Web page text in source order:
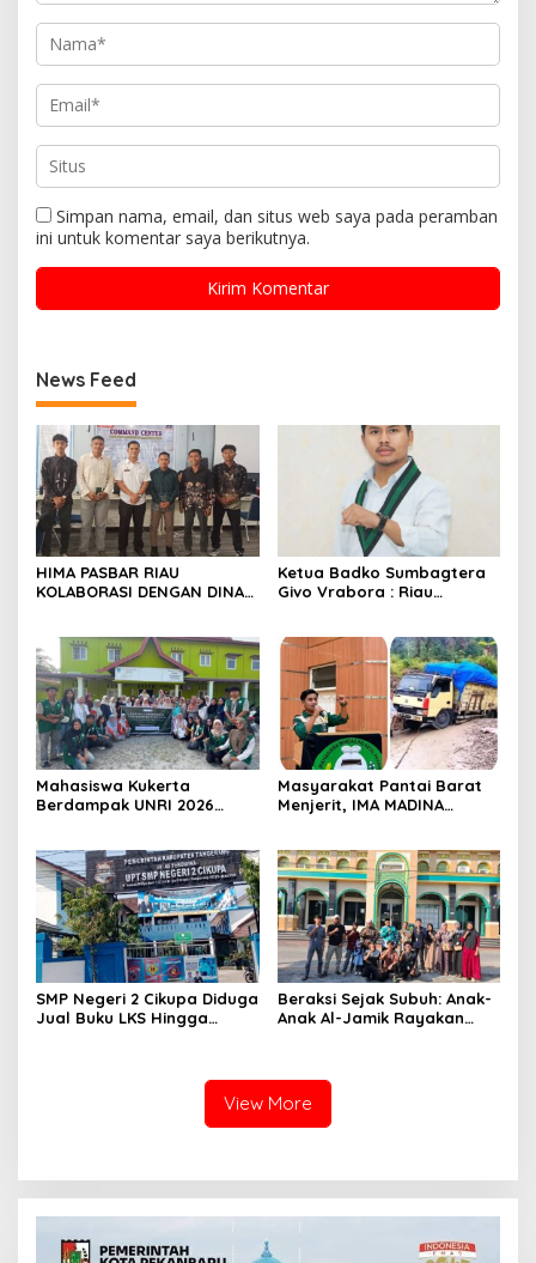
Simpan nama, email, dan situs web saya pada peramban
ini untuk komentar saya berikutnya.
News Feed
HIMA PASBAR RIAU
KOLABORASI DENGAN DINAS
MENGAWAL DAN MENGAWASI
PILWANA BADUNSANAK
KABUPATEN PASAMAN BARAT
2026
Ketua Badko Sumbagtera
Givo Vrabora : Riau
Kelola BUMD yang Bersih
dan Akuntabel
Mahasiswa Kukerta
Berdampak UNRI 2026
Minyak Jelantah Bersama
Ibu-Ibu PPK di Desa Pekan
Tua, Kempas.
Masyarakat Pantai Barat
Menjerit, IMA MADINA
Lintas Batang Natal- Natal
SMP Negeri 2 Cikupa Diduga
Jual Buku LKS Hingga
Beraksi Sejak Subuh: Anak-
Anak Al-Jamik Rayakan
View More